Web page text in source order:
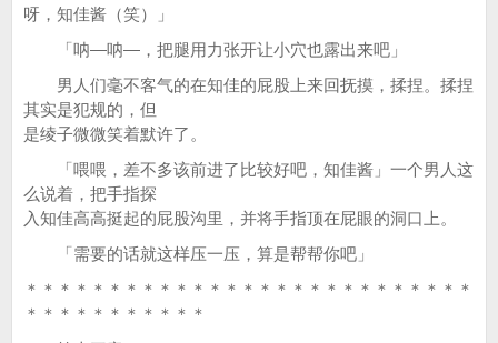
呀，知佳酱（笑）」
「呐—呐—，把腿用力张开让小穴也露出来吧」
男人们毫不客气的在知佳的屁股上来回抚摸，揉捏。揉捏
其实是犯规的，但
是绫子微微笑着默许了。
「喂喂，差不多该前进了比较好吧，知佳酱」一个男人这
么说着，把手指探
入知佳高高挺起的屁股沟里，并将手指顶在屁眼的洞口上。
「需要的话就这样压一压，算是帮帮你吧」
＊＊＊＊＊＊＊＊＊＊＊＊＊＊＊＊＊＊＊＊＊＊＊＊＊＊＊
＊＊＊＊＊＊＊＊＊＊＊